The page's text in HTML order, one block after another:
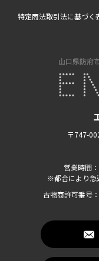
〒747-
営業時間：
※都合により急
古物商許可番号
特定商法取引法に基づく